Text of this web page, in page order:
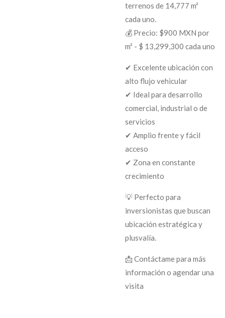
terrenos de 14,777 m²
cada uno.
💰 Precio: $900 MXN por
m² - $ 13,299,300 cada uno
✔ Excelente ubicación con
alto flujo vehicular
✔ Ideal para desarrollo
comercial, industrial o de
servicios
✔ Amplio frente y fácil
acceso
✔ Zona en constante
crecimiento
💡 Perfecto para
inversionistas que buscan
ubicación estratégica y
plusvalía.
📩 Contáctame para más
información o agendar una
visita